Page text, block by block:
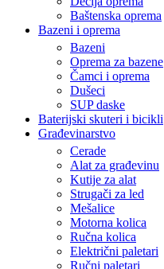
Baštenska oprema
Bazeni i oprema
Bazeni
Oprema za bazene
Čamci i oprema
Dušeci
SUP daske
Baterijski skuteri i bicikli
Građevinarstvo
Cerade
Alat za građevinu
Kutije za alat
Strugači za led
Mešalice
Motorna kolica
Ručna kolica
Električni paletari
Ručni paletari